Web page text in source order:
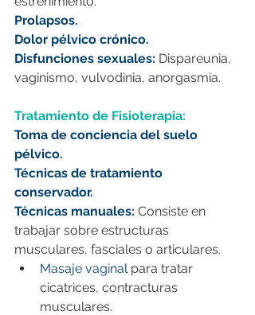
Prolapsos.
Dolor pélvico crónico.
Disfunciones sexuales: Dispareunia,
vaginismo, vulvodinia, anorgasmia.
Tratamiento de Fisioterapia:
Toma de conciencia del suelo
pélvico.
Técnicas de tratamiento
conservador.
Técnicas manuales: Consiste en
trabajar sobre estructuras
musculares, fasciales o articulares.
Masaje vaginal para tratar
cicatrices, contracturas
musculares.